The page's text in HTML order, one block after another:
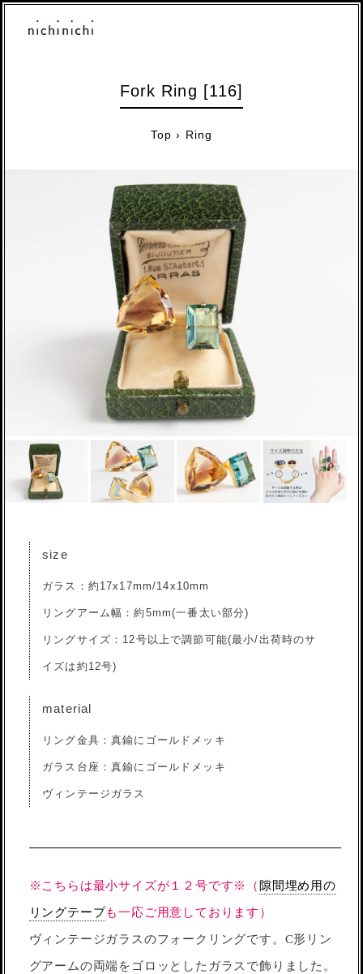
Fork Ring [116]
Top › Ring
size
ガラス：約17x17mm/14x10mm
リングアーム幅：約5mm(一番太い部分)
リングサイズ：12号以上で調節可能(最小/出荷時のサ
イズは約12号)
material
リング金具：真鍮にゴールドメッキ
ガラス台座：真鍮にゴールドメッキ
ヴィンテージガラス
※こちらは最小サイズが１２号です※（ 隙間埋め用の
リングテープも一応ご用意しております）
ヴィンテージガラスのフォークリングです。C形リン
グアームの両端をゴロッとしたガラスで飾りました。